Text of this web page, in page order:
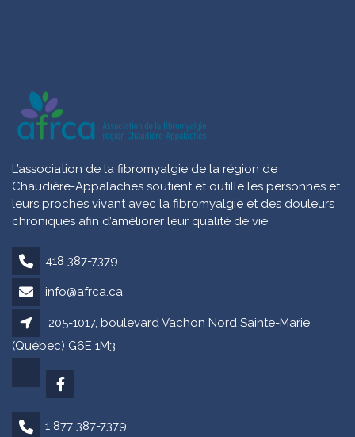
L’association de la fibromyalgie de la région de
Chaudière-Appalaches soutient et outille les personnes et
leurs proches vivant avec la fibromyalgie et des douleurs
chroniques afin d’améliorer leur qualité de vie
418 387-7379
info@afrca.ca
205-1017, boulevard Vachon Nord Sainte-Marie
(Québec) G6E 1M3
1 877 387-7379